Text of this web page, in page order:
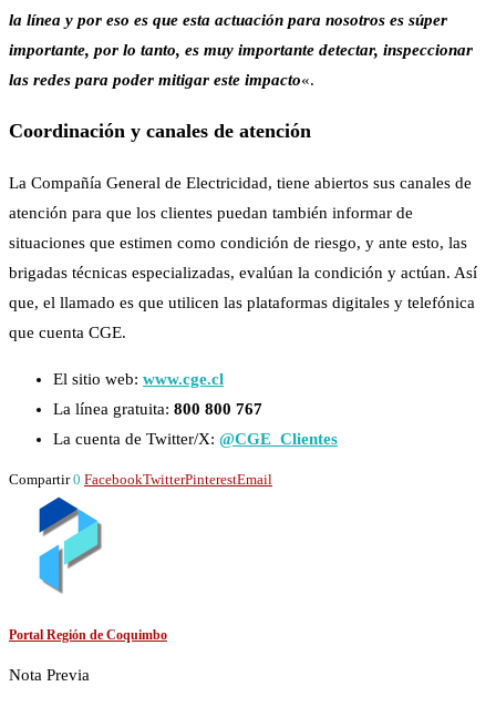
la línea y por eso es que esta actuación para nosotros es súper
importante, por lo tanto, es muy importante detectar, inspeccionar
las redes para poder mitigar este impacto«.
Coordinación y canales de atención
La Compañía General de Electricidad, tiene abiertos sus canales de
atención para que los clientes puedan también informar de
situaciones que estimen como condición de riesgo, y ante esto, las
brigadas técnicas especializadas, evalúan la condición y actúan. Así
que, el llamado es que utilicen las plataformas digitales y telefónica
que cuenta CGE.
El sitio web: www.cge.cl
La línea gratuita: 800 800 767
La cuenta de Twitter/X: @CGE_Clientes
Compartir 0 FacebookTwitterPinterestEmail
Portal Región de Coquimbo
Nota Previa